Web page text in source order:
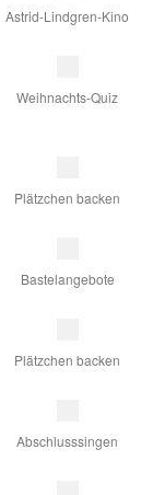
Astrid-Lindgren-Kino
Weihnachts-Quiz
Plätzchen backen
Bastelangebote
Plätzchen backen
Abschlusssingen